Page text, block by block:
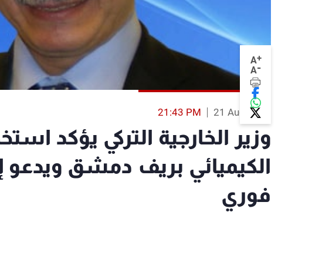
A+
A-
21 Aug 2013
21:43 PM
وزير الخارجية التركي يؤكد
الكيميائي بريف دمشق ويدعو
فوري